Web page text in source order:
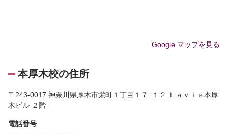
Google マップを見る
本厚木校の住所
〒243-0017 神奈川県厚木市栄町１丁目１７−１２ Ｌａｖｉｅ本厚
木ビル ２階
電話番号